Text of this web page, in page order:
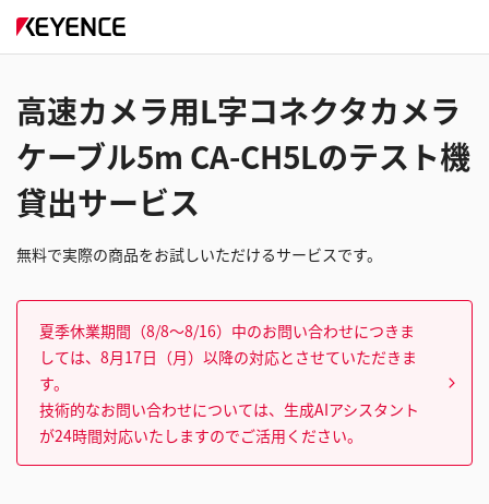
高速カメラ用L字コネクタカメラ
ケーブル5m CA-CH5Lのテスト機
貸出サービス
無料で実際の商品をお試しいただけるサービスです。
夏季休業期間（8/8～8/16）中のお問い合わせにつきま
しては、8月17日（月）以降の対応とさせていただきま
す。
技術的なお問い合わせについては、生成AIアシスタント
が24時間対応いたしますのでご活用ください。